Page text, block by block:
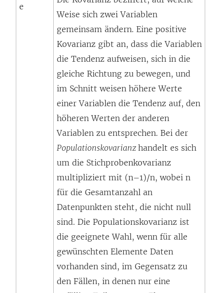
e
u
e
m
e
s
t
r
e
ö
f
n
e
Weise sich zwei Variablen
gemeinsam ändern. Eine positive
Kovarianz gibt an, dass die Variablen
die Tendenz aufweisen, sich in die
gleiche Richtung zu bewegen, und
im Schnitt weisen höhere Werte
einer Variablen die Tendenz auf, den
höheren Werten der anderen
Variablen zu entsprechen. Bei der
Populationskovarianz handelt es sich
um die Stichprobenkovarianz
multipliziert mit (n–1)/n, wobei n
für die Gesamtanzahl an
Datenpunkten steht, die nicht null
sind. Die Populationskovarianz ist
die geeignete Wahl, wenn für alle
gewünschten Elemente Daten
vorhanden sind, im Gegensatz zu
den Fällen, in denen nur eine